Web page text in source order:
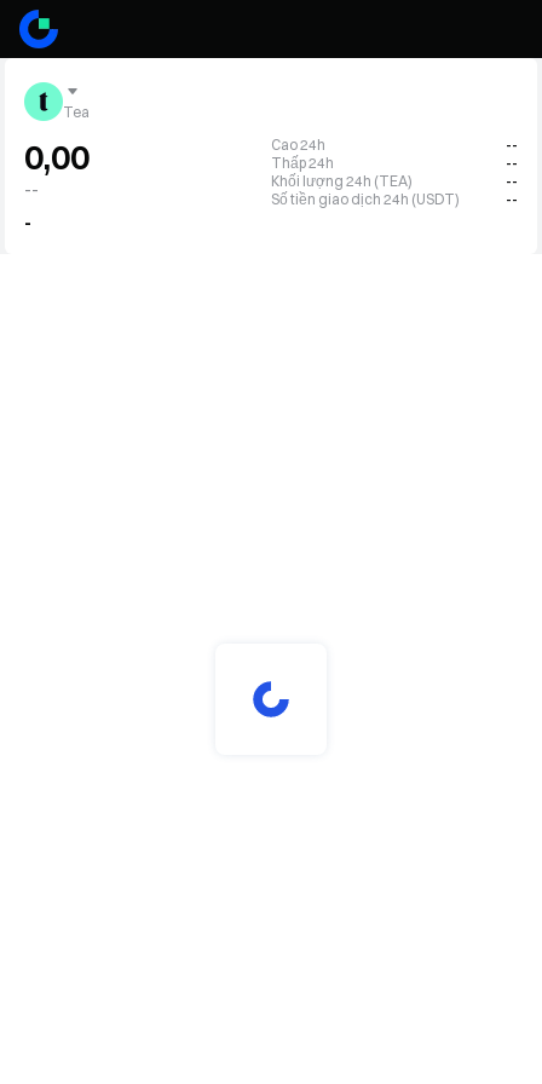
Tea
0,00
--
-
Cao 24h
--
Thấp 24h
--
Khối lượng 24h (TEA)
--
Số tiền giao dịch 24h (USDT)
--